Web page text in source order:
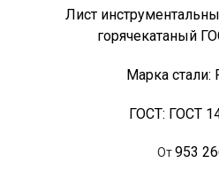
Лист
горячекатаный
Марка стали:
ГОСТ: ГОСТ
От 953